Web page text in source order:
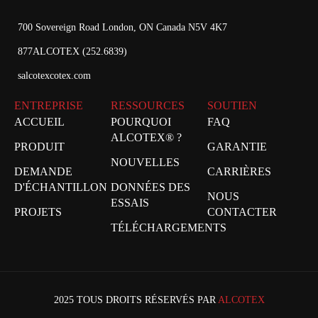
700 Sovereign Road London, ON Canada N5V 4K7
877ALCOTEX (252.6839)
salcotexcotex.com
ENTREPRISE
ACCUEIL
PRODUIT
DEMANDE
D'ÉCHANTILLON
PROJETS
RESSOURCES
POURQUOI
ALCOTEX® ?
NOUVELLES
DONNÉES DES
ESSAIS
TÉLÉCHARGEMENTS
SOUTIEN
FAQ
GARANTIE
CARRIÈRES
NOUS
CONTACTER
2025 TOUS DROITS RÉSERVÉS PARALCOTEX